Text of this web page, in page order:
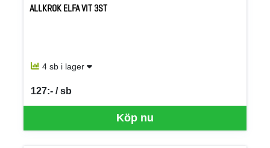
ALLKROK ELFA VIT 3ST
4 sb i lager
Köp nu
127:- / sb
SEK per SB